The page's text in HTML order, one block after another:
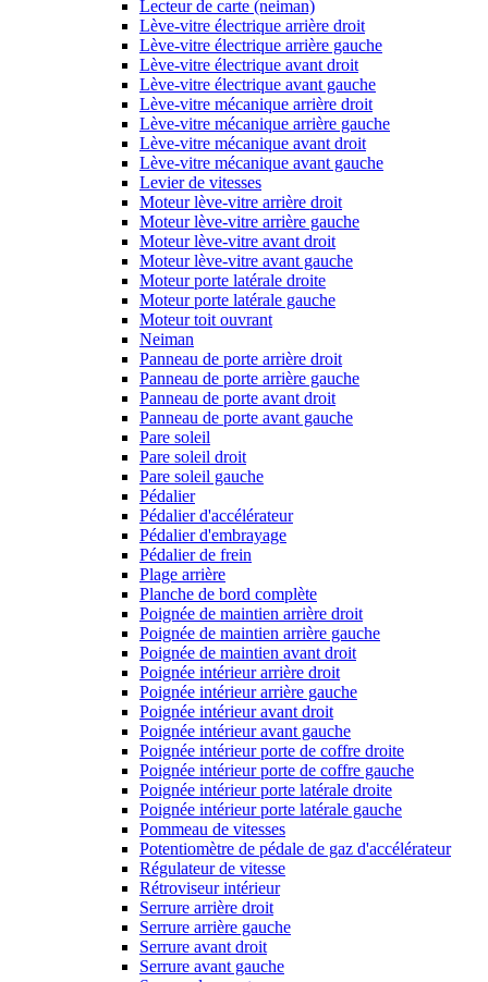
Lecteur de carte (neiman)
Lève-vitre électrique arrière droit
Lève-vitre électrique arrière gauche
Lève-vitre électrique avant droit
Lève-vitre électrique avant gauche
Lève-vitre mécanique arrière droit
Lève-vitre mécanique arrière gauche
Lève-vitre mécanique avant droit
Lève-vitre mécanique avant gauche
Levier de vitesses
Moteur lève-vitre arrière droit
Moteur lève-vitre arrière gauche
Moteur lève-vitre avant droit
Moteur lève-vitre avant gauche
Moteur porte latérale droite
Moteur porte latérale gauche
Moteur toit ouvrant
Neiman
Panneau de porte arrière droit
Panneau de porte arrière gauche
Panneau de porte avant droit
Panneau de porte avant gauche
Pare soleil
Pare soleil droit
Pare soleil gauche
Pédalier
Pédalier d'accélérateur
Pédalier d'embrayage
Pédalier de frein
Plage arrière
Planche de bord complète
Poignée de maintien arrière droit
Poignée de maintien arrière gauche
Poignée de maintien avant droit
Poignée intérieur arrière droit
Poignée intérieur arrière gauche
Poignée intérieur avant droit
Poignée intérieur avant gauche
Poignée intérieur porte de coffre droite
Poignée intérieur porte de coffre gauche
Poignée intérieur porte latérale droite
Poignée intérieur porte latérale gauche
Pommeau de vitesses
Potentiomètre de pédale de gaz d'accélérateur
Régulateur de vitesse
Rétroviseur intérieur
Serrure arrière droit
Serrure arrière gauche
Serrure avant droit
Serrure avant gauche